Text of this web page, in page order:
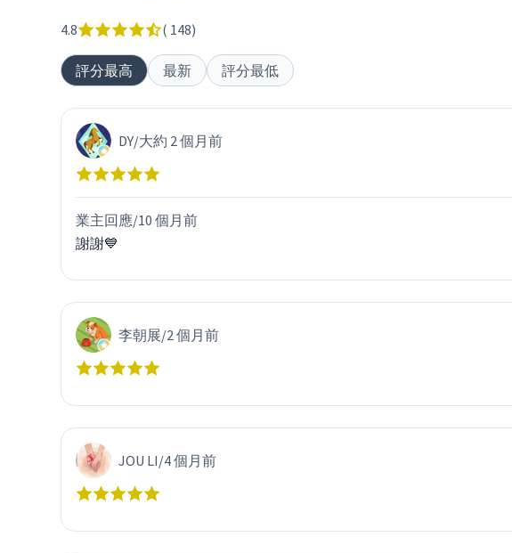
4.8 ( 148)
評分最高 最新 評分最低
DY/大約 2 個月前
業主回應/10 個月前
謝謝💙
李朝展/2 個月前
JOU LI/4 個月前